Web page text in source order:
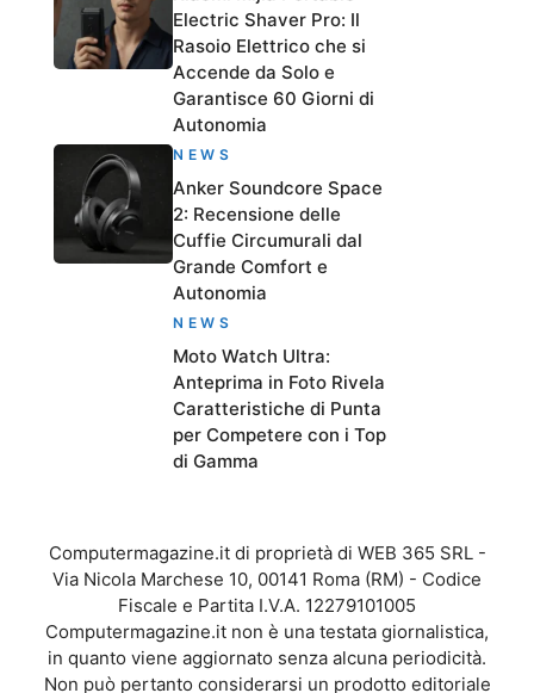
Electric Shaver Pro: Il
Rasoio Elettrico che si
Accende da Solo e
Garantisce 60 Giorni di
Autonomia
NEWS
Anker Soundcore Space
2: Recensione delle
Cuffie Circumurali dal
Grande Comfort e
Autonomia
NEWS
Moto Watch Ultra:
Anteprima in Foto Rivela
Caratteristiche di Punta
per Competere con i Top
di Gamma
Computermagazine.it di proprietà di WEB 365 SRL -
Via Nicola Marchese 10, 00141 Roma (RM) - Codice
Fiscale e Partita I.V.A. 12279101005
Computermagazine.it non è una testata giornalistica,
in quanto viene aggiornato senza alcuna periodicità.
Non può pertanto considerarsi un prodotto editoriale